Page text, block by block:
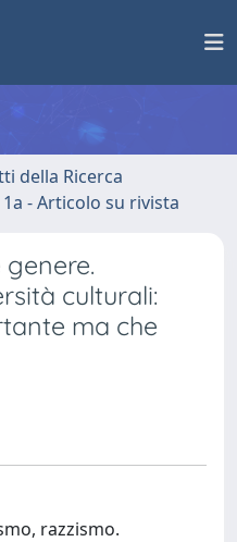
della Ricerca
1a - Articolo su rivista
culturali:
ma che
razzismo.